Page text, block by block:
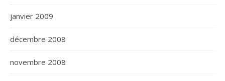
janvier 2009
décembre 2008
novembre 2008